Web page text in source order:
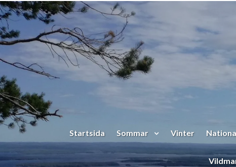
Hoppa till huvudinnehåll
Startsida Sommar Vinter